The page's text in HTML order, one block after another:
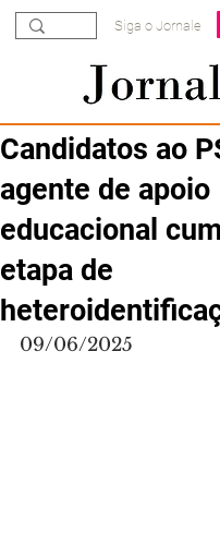
Siga o Jornale
Candidatos ao
agente de apoio
educacional
etapa de
09/06/2025